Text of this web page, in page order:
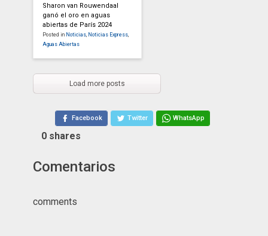
Sharon van Rouwendaal
ganó el oro en aguas
abiertas de París 2024
Posted in Noticias Noticias Express
Aguas Abiertas
Load more posts
Facebook Twitter WhatsApp
0 shares
Comentarios
comments